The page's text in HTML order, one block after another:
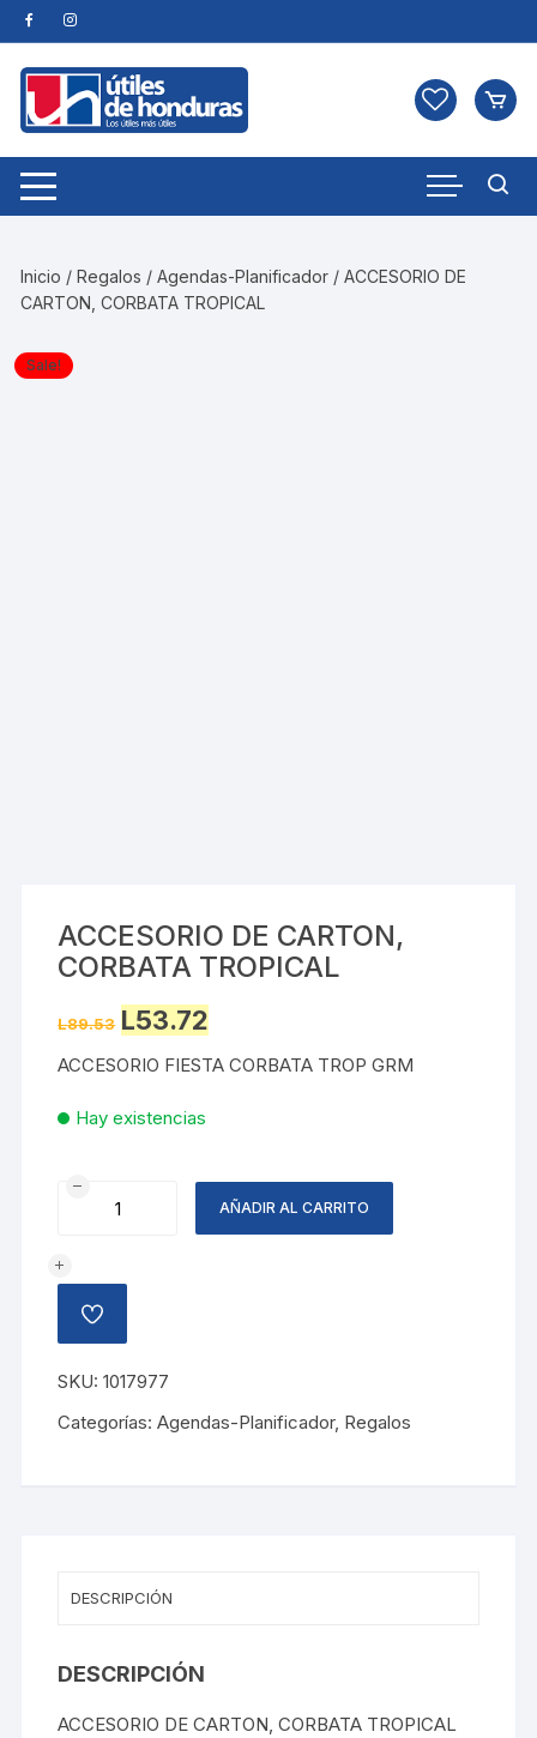
Skip
to
content
Inicio /Regalos /Agendas-Planificador / ACCESORIO DE
CARTON, CORBATA TROPICAL
Sale!
ACCESORIO DE CARTON,
CORBATA TROPICAL
L89.53 Original
price
L89.53.
L53.72price
L53.72.
ACCESORIO FIESTA CORBATA TROP GRM
Hay existencias
ACCESORIO
CORBATA
TROPICAL
cantidad
AÑADIR AL CARRITO
AÑADIR
A
LISTA
DE
DESEOS
SKU:1017977
Categorías:Agendas-Planificador, Regalos
DESCRIPCIÓN
DESCRIPCIÓN
ACCESORIO DE CARTON, CORBATA TROPICAL